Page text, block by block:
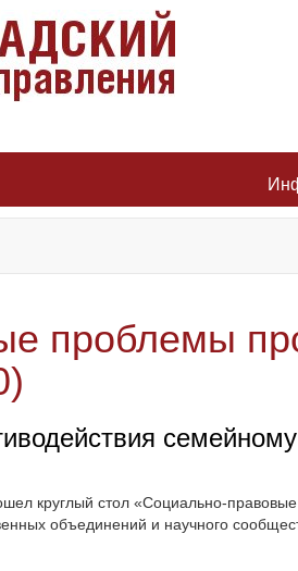
проблемы
круглый стол «Социально-
объединений и научного